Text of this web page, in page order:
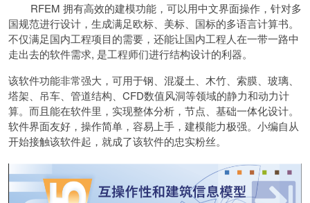
RFEM 拥有高效的建模功能，可以用中文界面操作，针对多
国规范进行设计，生成满足欧标、美标、国标的多语言计算书。
不仅满足国内工程项目的需要，还能让国内工程人在一带一路中
走出去的软件需求, 是工程师们进行结构设计的利器。
该软件功能非常强大，可用于钢、混凝土、木竹、索膜、玻璃、
塔架、吊车、管道结构、CFD数值风洞等领域的静力和动力计
算。而且能在软件里，实现整体分析，节点、基础一体化设计。
软件界面友好，操作简单，容易上手，建模能力极强。小编自从
开始接触该软件起，就成了该软件的忠实粉丝。